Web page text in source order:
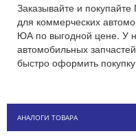
Заказывайте и покупайте
для коммерческих
ЮА по выгодной цене. У
автомобильных
быстро оформить
АНАЛОГИ ТОВАРА